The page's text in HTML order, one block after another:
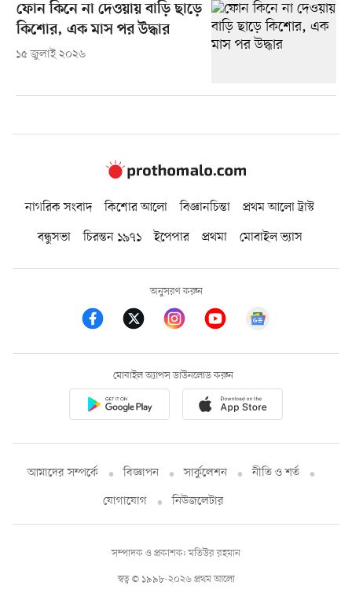
ফোন কিনে না দেওয়ায় বাড়ি ছাড়ে
কিশোর, এক মাস পর উদ্ধার
১৫ জুলাই ২০২৬
নাগরিক সংবাদ কিশোর আলো বিজ্ঞানচিন্তা
প্রথম আলো ট্রাস্ট
বন্ধুসভা
চিরন্তন ১৯৭১ ইপেপার প্রথমা মোবাইল ভ্যাস
অনুসরণ করুন
মোবাইল অ্যাপস ডাউনলোড করুন
আমাদের সম্পর্কে বিজ্ঞাপন সার্কুলেশন
নীতি ও শর্ত
যোগাযোগ
নিউজলেটার
স্বত্ব © ১৯৯৮-২০২৬ প্রথম আলো
সম্পাদক ও প্রকাশক: মতিউর রহমান